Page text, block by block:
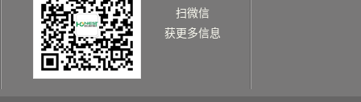
扫微信
获更多信息